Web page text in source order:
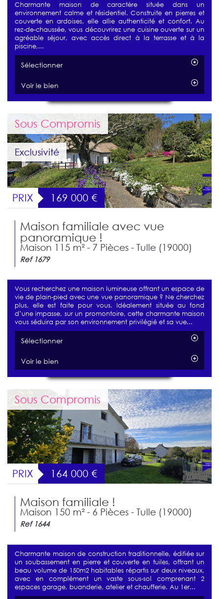
Charmante maison de caractère située dans un
environnement calme et résidentiel. Construite en pierres et
couverte en ardoises, elle allie authenticité et confort. Au
rez-de-chaussée, vous découvrirez une cuisine ouverte sur un
agréable séjour, avec accès direct à la terrasse et à la
piscine,...
Sélectionner
Voir le bien
Sous Compromis
Exclusivité
PRIX 169 000 €
Maison familiale avec vue
panoramique !
Maison 115 m² - 7 Pièces - Tulle (19000)
Ref 1679
Vous recherchez une maison lumineuse offrant un espace de
vie de plain-pied avec une vue panoramique ? Ne cherchez
plus, elle est faite pour vous. Idéalement située au fond
d’une impasse, sur un promontoire, cette charmante maison
vous séduira par son environnement privilégié et sa vue...
Sélectionner
Voir le bien
Sous Compromis
PRIX 164 000 €
Maison familiale !
Maison 150 m² - 6 Pièces - Tulle (19000)
Ref 1644
Charmante maison de construction traditionnelle, édifiée sur
un soubassement en pierre et couverte en tuiles, offrant un
beau volume de 150m2 habitables répartis sur deux niveaux,
avec en complément un vaste sous-sol comprenant 2
espaces garage, buanderie, atelier et chaufferie. Au 1er...